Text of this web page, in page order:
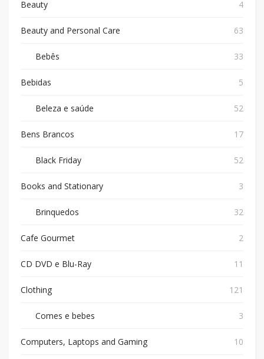
Beauty 4
Beauty and Personal Care 63
Bebês 33
Bebidas 5
Beleza e saúde 52
Bens Brancos 17
Black Friday 52
Books and Stationary 3
Brinquedos 32
Cafe Gourmet 2
CD DVD e Blu-Ray 11
Clothing 121
Comes e bebes 3
Computers, Laptops and Gaming 10